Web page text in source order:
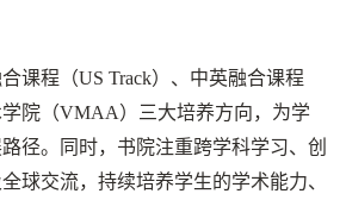
课程（US Track）、中英融合课程
学院（VMAA）三大培养方向，为学
径。同时，书院注重跨学科学习、创
球交流，持续培养学生的学术能力、